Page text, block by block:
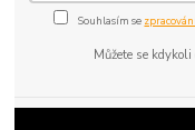
Souhlasím se
Můžete se